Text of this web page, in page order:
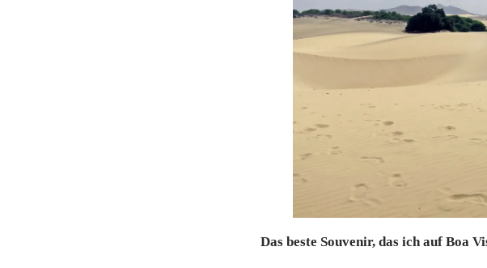
Das beste Souvenir, das ich auf Boa